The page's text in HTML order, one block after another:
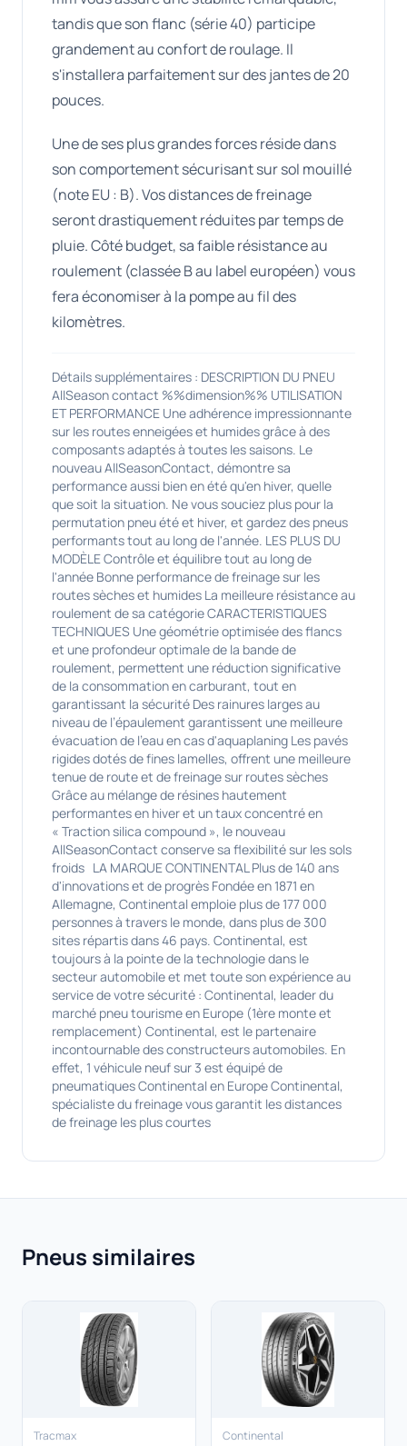
tandis que son flanc (série 40) participe
grandement au confort de roulage. Il
s'installera parfaitement sur des jantes de 20
pouces.
Une de ses plus grandes forces réside dans
son comportement sécurisant sur sol mouillé
(note EU : B). Vos distances de freinage
seront drastiquement réduites par temps de
pluie. Côté budget, sa faible résistance au
roulement (classée B au label européen) vous
fera économiser à la pompe au fil des
kilomètres.
Détails supplémentaires : DESCRIPTION DU PNEU
AllSeason contact %%dimension%% UTILISATION
ET PERFORMANCE Une adhérence impressionnante
sur les routes enneigées et humides grâce à des
composants adaptés à toutes les saisons. Le
nouveau AllSeasonContact, démontre sa
performance aussi bien en été qu'en hiver, quelle
que soit la situation. Ne vous souciez plus pour la
permutation pneu été et hiver, et gardez des pneus
performants tout au long de l'année. LES PLUS DU
MODÈLE Contrôle et équilibre tout au long de
l'année Bonne performance de freinage sur les
routes sèches et humides La meilleure résistance au
roulement de sa catégorie CARACTERISTIQUES
TECHNIQUES Une géométrie optimisée des flancs
et une profondeur optimale de la bande de
roulement, permettent une réduction significative
de la consommation en carburant, tout en
garantissant la sécurité Des rainures larges au
niveau de l’épaulement garantissent une meilleure
évacuation de l’eau en cas d'aquaplaning Les pavés
rigides dotés de fines lamelles, offrent une meilleure
tenue de route et de freinage sur routes sèches
Grâce au mélange de résines hautement
performantes en hiver et un taux concentré en
« Traction silica compound », le nouveau
AllSeasonContact conserve sa flexibilité sur les sols
froids LA MARQUE CONTINENTAL Plus de 140 ans
d'innovations et de progrès Fondée en 1871 en
Allemagne, Continental emploie plus de 177 000
personnes à travers le monde, dans plus de 300
sites répartis dans 46 pays. Continental, est
toujours à la pointe de la technologie dans le
secteur automobile et met toute son expérience au
service de votre sécurité : Continental, leader du
marché pneu tourisme en Europe (1ère monte et
remplacement) Continental, est le partenaire
incontournable des constructeurs automobiles. En
effet, 1 véhicule neuf sur 3 est équipé de
pneumatiques Continental en Europe Continental,
spécialiste du freinage vous garantit les distances
de freinage les plus courtes
Pneus similaires
Tracmax Continental